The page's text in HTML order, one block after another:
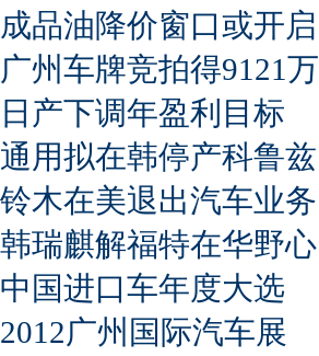
成品油降价窗口或开启
广州车牌竞拍得9121万
日产下调年盈利目标
通用拟在韩停产科鲁兹
铃木在美退出汽车业务
韩瑞麒解福特在华野心
中国进口车年度大选
2012广州国际汽车展